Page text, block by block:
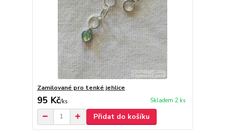
Zamilované pro tenké jehlice
95 Kč/ks Skladem 2 ks
Přidat do košíku